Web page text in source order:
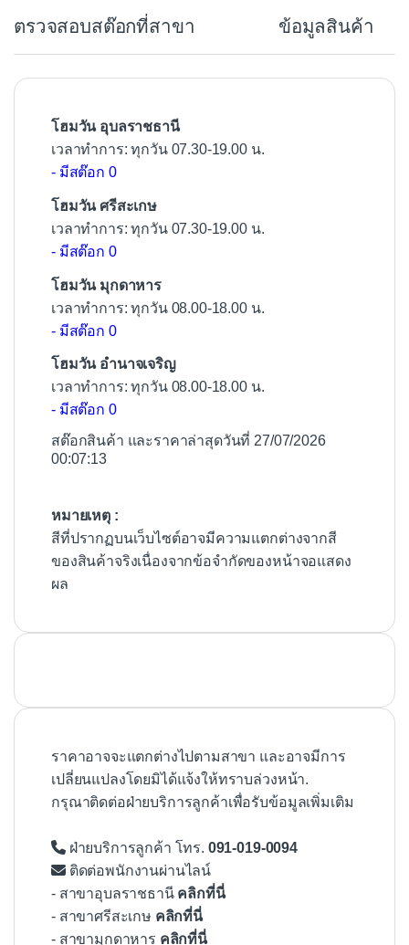
o
o
ตรวจสอบสต๊อกที่สาขา ข้อมูลสินค้า
โฮมวัน อุบลราชธานี
เวลาทำการ: ทุกวัน 07.30-19.00 น.
- มีสต๊อก 0
โฮมวัน ศรีสะเกษ
เวลาทำการ: ทุกวัน 07.30-19.00 น.
- มีสต๊อก 0
โฮมวัน มุกดาหาร
เวลาทำการ: ทุกวัน 08.00-18.00 น.
- มีสต๊อก 0
โฮมวัน อำนาจเจริญ
เวลาทำการ: ทุกวัน 08.00-18.00 น.
- มีสต๊อก 0
สต๊อกสินค้า และราคาล่าสุดวันที่ 27/07/2026
00:07:13
หมายเหตุ :
สีที่ปรากฏบนเว็บไซต์อาจมีความแตกต่างจากสี
ของสินค้าจริงเนื่องจากข้อจำกัดของหน้าจอแสดง
ผล
ราคาอาจจะแตกต่างไปตามสาขา และอาจมีการ
เปลี่ยนแปลงโดยมิได้แจ้งให้ทราบล่วงหน้า.
กรุณาติดต่อฝ่ายบริการลูกค้าเพื่อรับข้อมูลเพิ่มเติม
ฝ่ายบริการลูกค้า โทร. 091-019-0094
ติดต่อพนักงานผ่านไลน์
- สาขาอุบลราชธานี คลิกที่นี่
- สาขาศรีสะเกษ คลิกที่นี่
- สาขามุกดาหาร คลิกที่นี่